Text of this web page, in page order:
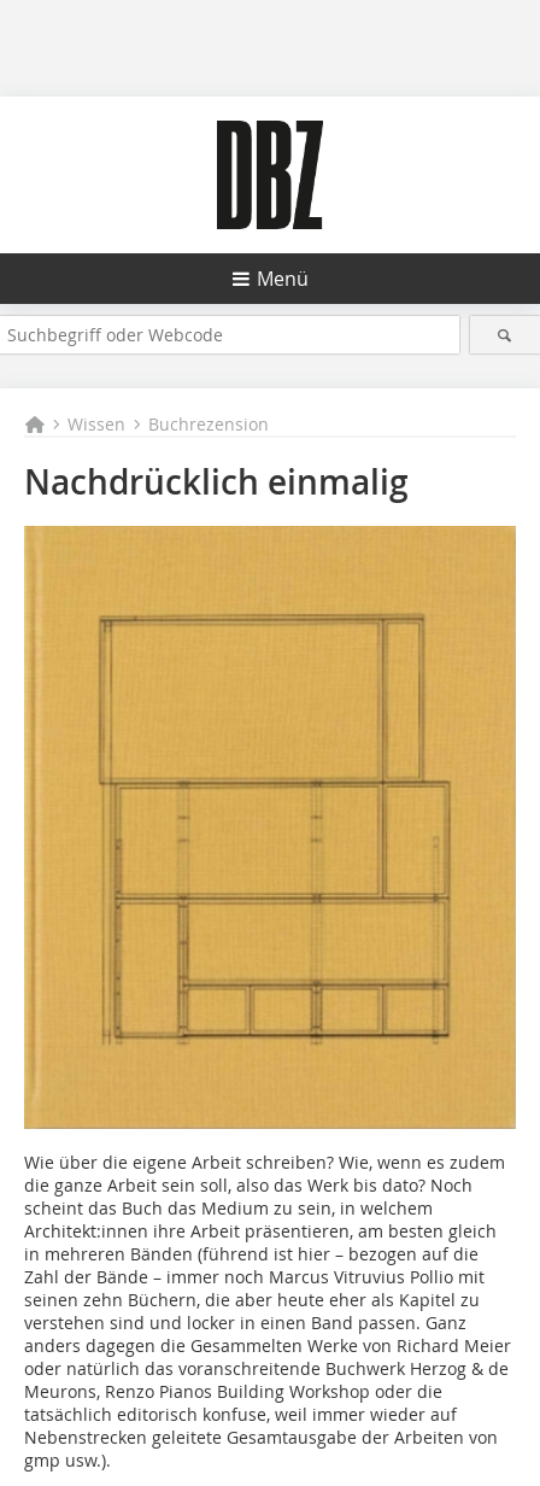
Menü
Wissen Buchrezension
Nachdrücklich einmalig
Wie über die eigene Arbeit schreiben? Wie, wenn es zudem
die ganze Arbeit sein soll, also das Werk bis dato? Noch
scheint das Buch das Medium zu sein, in welchem
Architekt:innen ihre Arbeit präsentieren, am besten gleich
in mehreren Bänden (führend ist hier – bezogen auf die
Zahl der Bände – immer noch Marcus Vitruvius Pollio mit
seinen zehn Büchern, die aber heute eher als Kapitel zu
verstehen sind und locker in einen Band passen. Ganz
anders dagegen die Gesammelten Werke von Richard Meier
oder natürlich das voranschreitende Buchwerk Herzog & de
Meurons, Renzo Pianos Building Workshop oder die
tatsächlich editorisch konfuse, weil immer wieder auf
Nebenstrecken geleitete Gesamtausgabe der Arbeiten von
gmp usw.).